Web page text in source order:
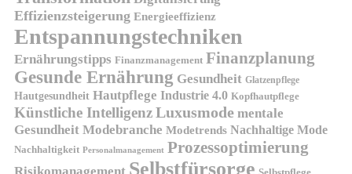
Effizienzsteigerung Energieeffizienz
Entspannungstechniken
Ernährungstipps Finanzmanagement Finanzplanung
Gesunde Ernährung Gesundheit Glatzenpflege
Hautgesundheit Hautpflege Industrie 4.0 Kopfhautpflege
Künstliche IntelligenzLuxusmode mentale
Gesundheit Modebranche Modetrends Nachhaltige Mode
Nachhaltigkeit Personalmanagement Prozessoptimierung
Risikomanagement Selbstfürsorge